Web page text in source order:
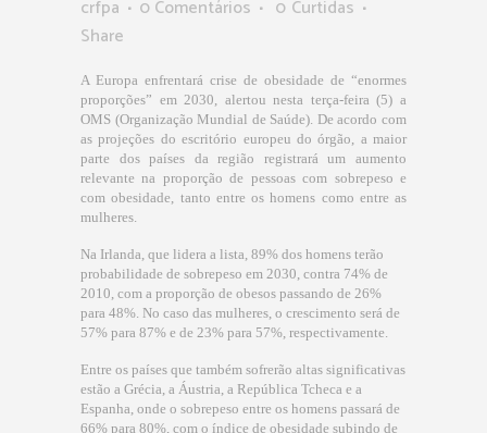
crfpa
0 Comentários 0 Curtidas
Share
A Europa enfrentará crise de obesidade de “enormes
proporções” em 2030, alertou nesta terça-feira (5) a
OMS (Organização Mundial de Saúde). De acordo com
as projeções do escritório europeu do órgão, a maior
parte dos países da região registrará um aumento
relevante na proporção de pessoas com sobrepeso e
com obesidade, tanto entre os homens como entre as
mulheres.
Na Irlanda, que lidera a lista, 89% dos homens terão
probabilidade de sobrepeso em 2030, contra 74% de
2010, com a proporção de obesos passando de 26%
para 48%. No caso das mulheres, o crescimento será de
57% para 87% e de 23% para 57%, respectivamente.
Entre os países que também sofrerão altas significativas
estão a Grécia, a Áustria, a República Tcheca e a
Espanha, onde o sobrepeso entre os homens passará de
66% para 80%, com o índice de obesidade subindo de